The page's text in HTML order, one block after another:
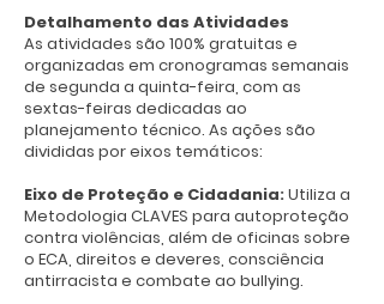
projeto são os “tios” e todas as pessoas
que trabalham aqui. Quando eu estou
triste, vir para o projeto me faz sentir
melhor. Os “tios” também já me ajudaram
em momentos difíceis, principalmente
em coisas que aconteceram na minha
respeito, gentileza e como tratar bem as
outras pessoas.
O meu maior sonho é crescer, trabalhar e
Detalhamento das Atividades
As atividades são 100% gratuitas e
organizadas em cronogramas semanais
de segunda a quinta-feira, com as
sextas-feiras dedicadas ao
planejamento técnico. As ações são
divididas por eixos temáticos:
Eixo de Proteção e Cidadania:Utiliza a
Metodologia CLAVES para autoproteção
contra violências, além de oficinas sobre
o ECA, direitos e deveres, consciência
antirracista e combate ao bullying.